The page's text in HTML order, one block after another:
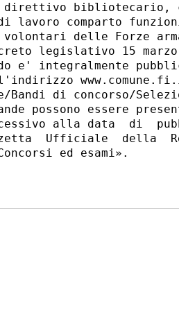
bibliotecario,
lavoro comparto
volontari delle Forze
legislativo 15
e' integralmente
Bandi di concorso/
possono essere
alla data  di
Ufficiale  della
ed esami».